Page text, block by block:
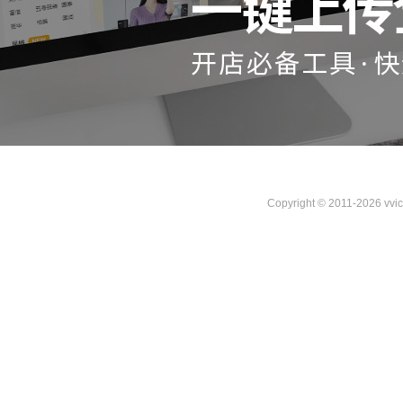
Copyright © 2011-2026